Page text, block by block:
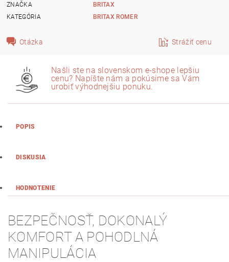
ZNAČKA
BRITAX
KATEGÓRIA
BRITAX ROMER
Otázka Strážiť cenu
Našli ste na slovenskom e-shope lepšiu
cenu? Napíšte nám a pokúsime sa Vám
urobiť výhodnejšiu ponuku.
POPIS
DISKUSIA
HODNOTENIE
BEZPEČNOSŤ, DOKONALÝ
KOMFORT A POHODLNÁ
MANIPULÁCIA